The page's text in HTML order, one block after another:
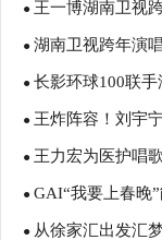
王都来了
● 王一博湖南卫视
韬斯曼上跨年
● 湖南卫视跨年演
提前看
● 长影环球100联手
爆全民狂欢
● 王炸阵容！刘宇
818全球汽车夜
● 王力宏为医护唱
● GAI“我要上春晚
● 从徐家汇出发汇